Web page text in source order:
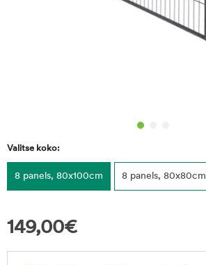
Valitse koko:
8 panels, 80x100cm 8 panels, 80x80cm
149,00€